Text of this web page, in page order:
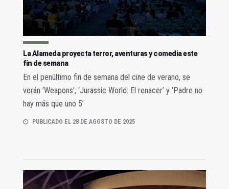
La Alameda proyecta terror, aventuras y comedia este
fin de semana
En el penúltimo fin de semana del cine de verano, se
verán ‘Weapons’, ‘Jurassic World: El renacer’ y ‘Padre no
hay más que uno 5’
PUBLICADO EL 28 DE AGOSTO DE 2025